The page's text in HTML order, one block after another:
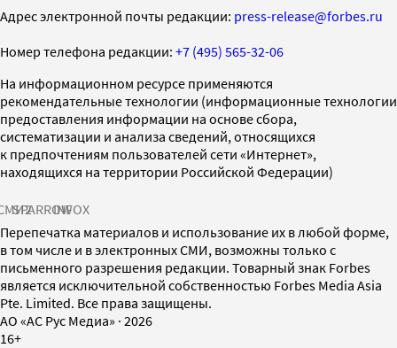
Адрес электронной почты редакции: press-release@forbes.ru
Номер телефона редакции: +7 (495) 565-32-06
На информационном ресурсе применяются
рекомендательные технологии (информационные технологии
предоставления информации на основе сбора,
систематизации и анализа сведений, относящихся
к предпочтениям пользователей сети «Интернет»,
находящихся на территории Российской Федерации)
SPARROWINFOX
Перепечатка материалов и использование их в любой форме,
в том числе и в электронных СМИ, возможны только с
письменного разрешения редакции. Товарный знак Forbes
является исключительной собственностью Forbes Media Asia
Pte. Limited. Все права защищены.
AO «АС Рус Медиа» · 2026
16+